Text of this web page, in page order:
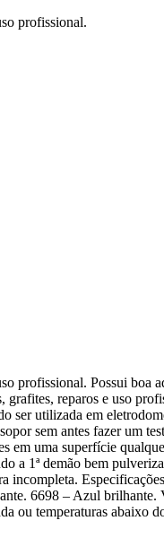
profissional.
Possui boa
reparos e uso
ser utilizada em
sem antes fazer um
em uma superfície
1ª demão bem
incompleta.
6698 – Azul brilhante.
ou temperaturas abaixo